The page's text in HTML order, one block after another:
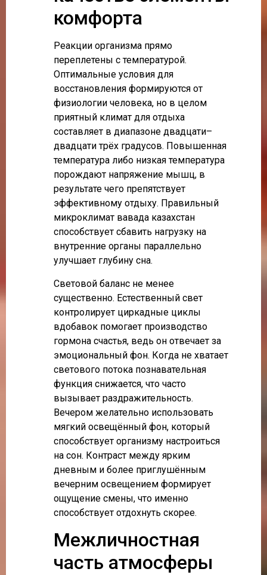
комфорта
Реакции организма прямо
переплетены с температурой.
Оптимальные условия для
восстановления формируются от
физиологии человека, но в целом
приятный климат для отдыха
составляет в диапазоне двадцати–
двадцати трёх градусов. Повышенная
температура либо низкая температура
порождают напряжение мышц, в
результате чего препятствует
эффективному отдыху. Правильный
микроклимат вавада казахстан
способствует сбавить нагрузку на
внутренние органы параллельно
улучшает глубину сна.
Световой баланс не менее
существенно. Естественный свет
контролирует циркадные циклы
вдобавок помогает производство
гормона счастья, ведь он отвечает за
эмоциональный фон. Когда не хватает
светового потока познавательная
функция снижается, что часто
вызывает раздражительность.
Вечером желательно использовать
мягкий освещённый фон, который
способствует организму настроиться
на сон. Контраст между ярким
дневным и более приглушённым
вечерним освещением формирует
ощущение смены, что именно
способствует отдохнуть скорее.
Межличностная
часть атмосферы